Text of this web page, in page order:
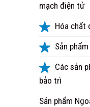
mạch điện tử
Hóa chất
Sản
Các sản
bảo trì
Sản phẩm